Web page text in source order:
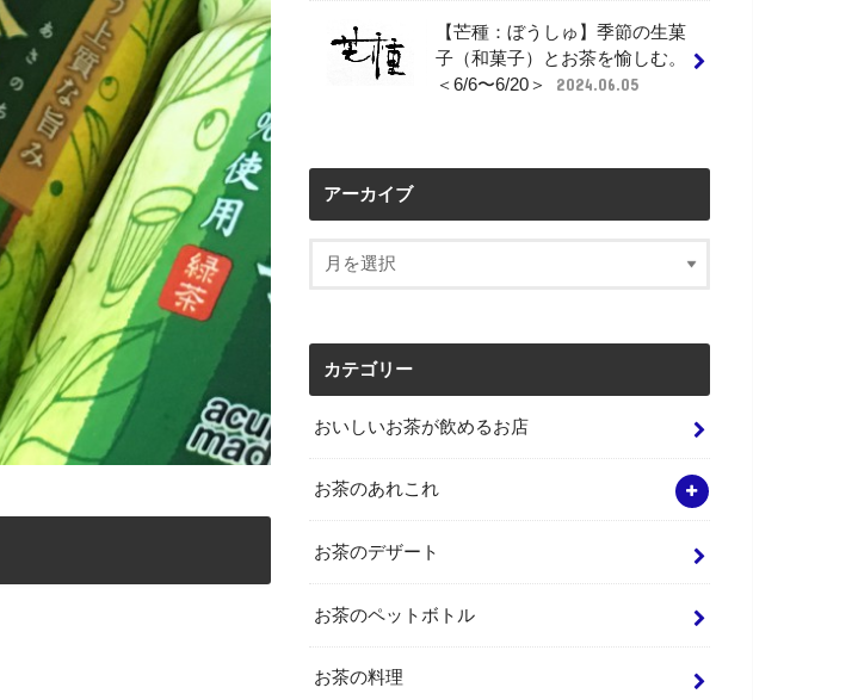
【芒種：ぼうしゅ】季節の生菓
子（和菓子）とお茶を愉しむ。
＜6/6〜6/20＞
2024.06.05
アーカイブ
カテゴリー
おいしいお茶が飲めるお店
お茶のあれこれ
お茶のデザート
お茶のペットボトル
お茶の料理